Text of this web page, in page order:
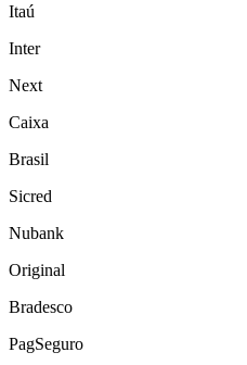
Itaú
Inter
Next
Caixa
Brasil
Sicred
Nubank
Original
Bradesco
PagSeguro